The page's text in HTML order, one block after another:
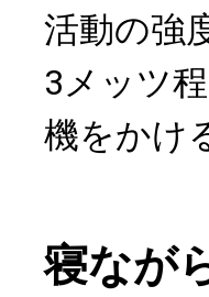
活動の強
3メッツ
機をかけ
寝なが